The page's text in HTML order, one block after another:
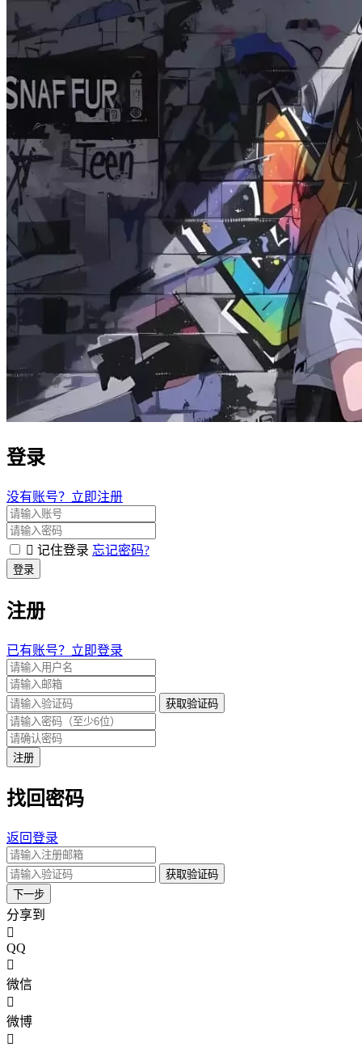
登录
没有账号？立即注册
记住登录 忘记密码?
登录
注册
已有账号？立即登录
获取验证码
注册
找回密码
返回登录
获取验证码
下一步
分享到
QQ
微信
微博